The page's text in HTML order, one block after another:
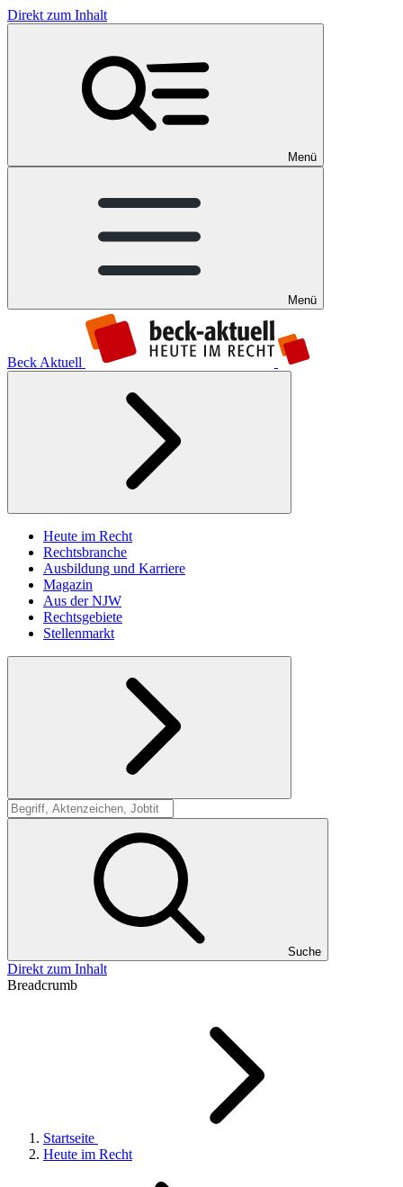
Direkt zum Inhalt
Menü
Menü
Beck Aktuell
Heute im Recht
Rechtsbranche
Ausbildung und Karriere
Magazin
Aus der NJW
Rechtsgebiete
Stellenmarkt
Suche
Suche
Direkt zum Inhalt
Breadcrumb
Startseite
Heute im Recht